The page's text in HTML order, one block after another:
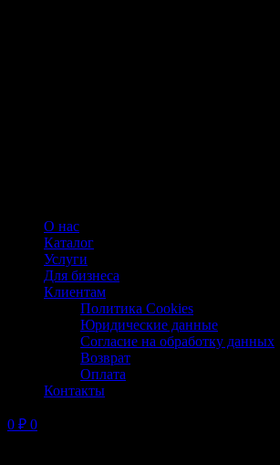
О нас
Каталог
Услуги
Для бизнеса
Клиентам
Политика Cookies
Юридические данные
Согласие на обработку данных
Возврат
Оплата
Контакты
0 ₽ 0